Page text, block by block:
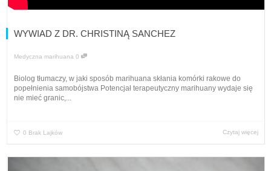
WYWIAD Z DR. CHRISTINĄ SANCHEZ
Medyczna marihuana 0
Biolog tłumaczy, w jaki sposób marihuana skłania komórki rakowe do
popełnienia samobójstwa Potencjał terapeutyczny marihuany wydaje się
nie mieć granic,...
0 Brak Lajków Czytaj więcej